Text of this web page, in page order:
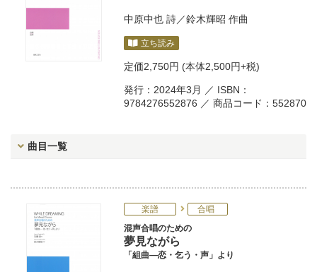
中原中也 詩／鈴木輝昭 作曲
立ち読み
定価2,750円 (本体2,500円+税)
発行：2024年3月 ／ ISBN：
9784276552876 ／ 商品コード：552870
曲目一覧
楽譜
合唱
混声合唱のための
夢見ながら
「組曲―恋・乞う・声」より